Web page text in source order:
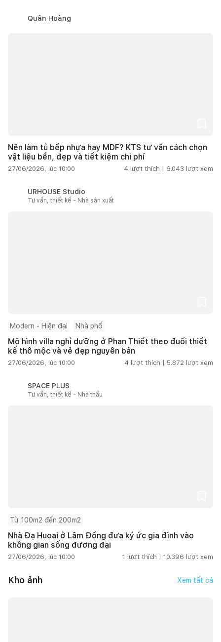
Quân Hoàng
Nên làm tủ bếp nhựa hay MDF? KTS tư vấn cách chọn
vật liệu bền, đẹp và tiết kiệm chi phí
27/06/2026, lúc 10:00 4 lượt thích | 6.043 lượt xem
URHOUSE Studio
Tư vấn, thiết kế - Nhà sản xuất
Modern - Hiện đại Nhà phố
Mô hình villa nghỉ dưỡng ở Phan Thiết theo đuổi thiết
kế thô mộc và vẻ đẹp nguyên bản
27/06/2026, lúc 10:00 4 lượt thích | 5.872 lượt xem
SPACE PLUS
Tư vấn, thiết kế - Nhà thầu
Từ 100m2 đến 200m2
Nhà Đạ Huoai ở Lâm Đồng đưa ký ức gia đình vào
không gian sống đương đại
27/06/2026, lúc 10:00 1 lượt thích | 10.396 lượt xem
Kho ảnh Xem tất cả